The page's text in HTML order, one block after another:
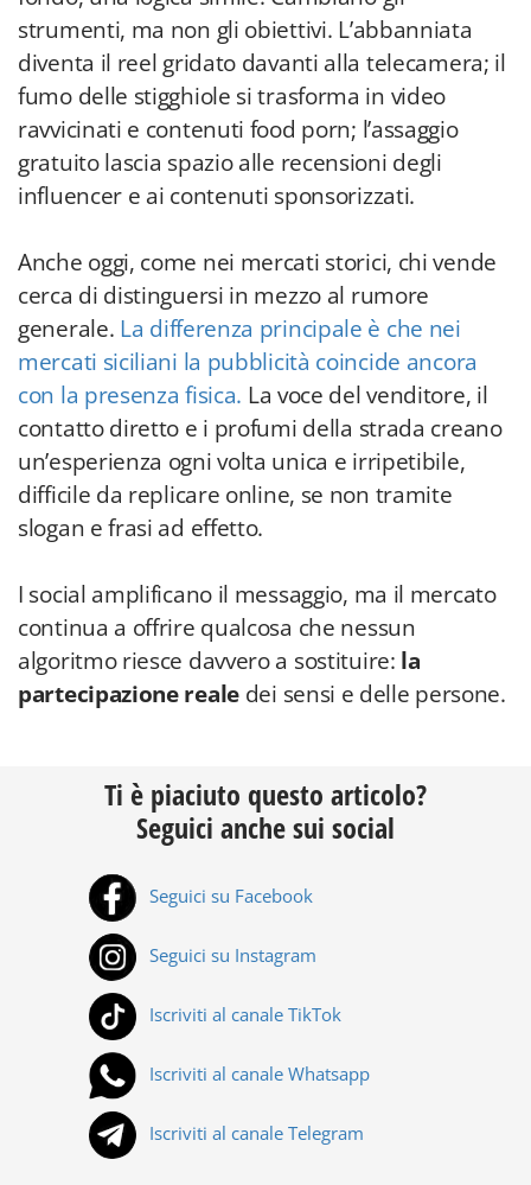
strumenti, ma non gli obiettivi. L’abbanniata
diventa il reel gridato davanti alla telecamera; il
fumo delle stigghiole si trasforma in video
ravvicinati e contenuti food porn; l’assaggio
gratuito lascia spazio alle recensioni degli
influencer e ai contenuti sponsorizzati.
Anche oggi, come nei mercati storici, chi vende
cerca di distinguersi in mezzo al rumore
generale. La differenza principale è che nei
mercati siciliani la pubblicità coincide ancora
con la presenza fisica. La voce del venditore, il
contatto diretto e i profumi della strada creano
un’esperienza ogni volta unica e irripetibile,
difficile da replicare online, se non tramite
slogan e frasi ad effetto.
I social amplificano il messaggio, ma il mercato
continua a offrire qualcosa che nessun
algoritmo riesce davvero a sostituire: la
partecipazione reale dei sensi e delle persone.
Ti è piaciuto questo articolo?
Seguici anche sui social
Seguici su Facebook
Seguici su Instagram
Iscriviti al canale TikTok
Iscriviti al canale Whatsapp
Iscriviti al canale Telegram